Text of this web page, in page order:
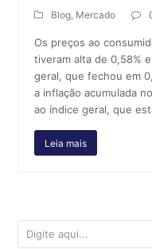
Blog, Mercado
Os preços ao
tiveram alta de 0,58%
geral, que fechou em
a inflação acumulada
ao índice geral, que
Leia mais